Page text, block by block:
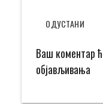
ОДУСТАНИ
Ваш коментар
објављивања